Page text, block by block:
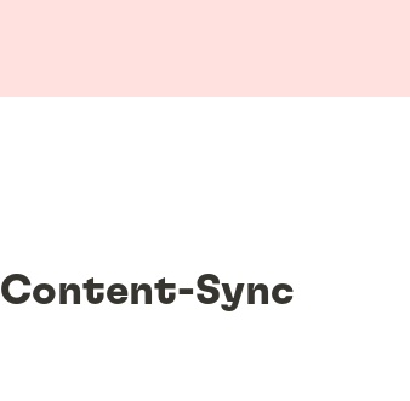
Content-Sync